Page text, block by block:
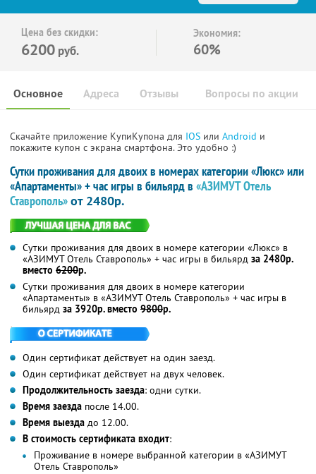
Цена без скидки:
6200 руб.
Экономия:
60%
Основное Отзывы Вопросы по акции
Адреса
Скачайте приложение КупиКупона для IOS или Android и
покажите купон с экрана смартфона. Это удобно :)
Сутки проживания для двоих в номерах категории «Люкс» или
«Апартаменты» + час игры в бильярд в «АЗИМУТ Отель
Ставрополь»от 2480р.
Сутки проживания для двоих в номере категории «Люкс» в
«АЗИМУТ Отель Ставрополь» + час игры в бильярд за 2480р.
вместо 6200р.
Сутки проживания для двоих в номере категории
«Апартаменты» в «АЗИМУТ Отель Ставрополь» + час игры в
бильярд за 3920р. вместо 9800р.
Один сертификат действует на один заезд.
Один сертификат действует на двух человек.
Продолжительность заезда: одни сутки.
Время заезда после 14.00.
Время выезда до 12.00.
В стоимость сертификата входит:
Проживание в номере выбранной категории в «АЗИМУТ
Отель Ставрополь»